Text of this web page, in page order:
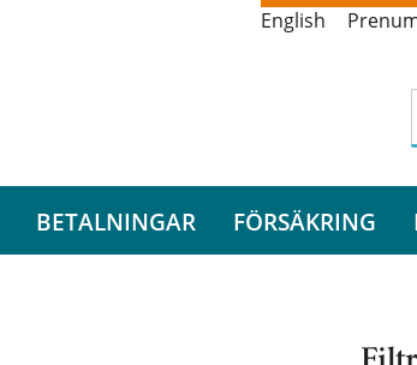
English
BETALNINGAR FÖRSÄKRING